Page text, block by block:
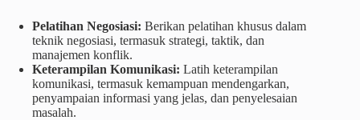
Pelatihan Negosiasi: Berikan pelatihan khusus dalam
teknik negosiasi, termasuk strategi, taktik, dan
manajemen konflik.
Keterampilan Komunikasi: Latih keterampilan
komunikasi, termasuk kemampuan mendengarkan,
penyampaian informasi yang jelas, dan penyelesaian
masalah.